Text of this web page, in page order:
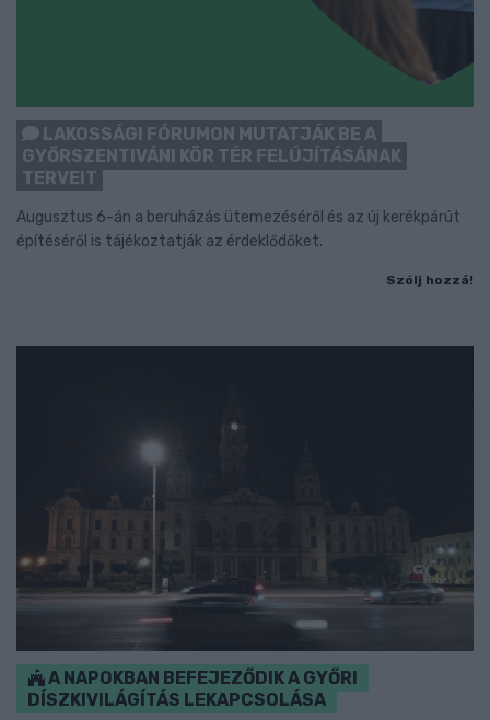
LAKOSSÁGI FÓRUMON MUTATJÁK BE A
GYŐRSZENTIVÁNI KÖR TÉR FELÚJÍTÁSÁNAK
TERVEIT
Augusztus 6-án a beruházás ütemezéséről és az új kerékpárút
építéséről is tájékoztatják az érdeklődőket.
Szólj hozzá!
A NAPOKBAN BEFEJEZŐDIK A GYŐRI
DÍSZKIVILÁGÍTÁS LEKAPCSOLÁSA